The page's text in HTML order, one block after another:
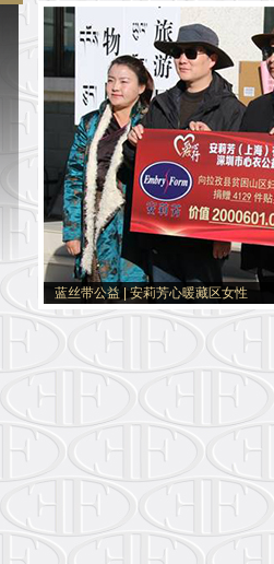
蓝丝带公益 | 安莉芳心暖藏区女性